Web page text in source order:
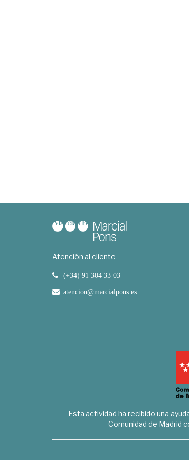
Atención al cliente
(+34) 91 304 33 03
atencion@marcialpons.es
Esta actividad ha recibido una
Comunidad de Madrid